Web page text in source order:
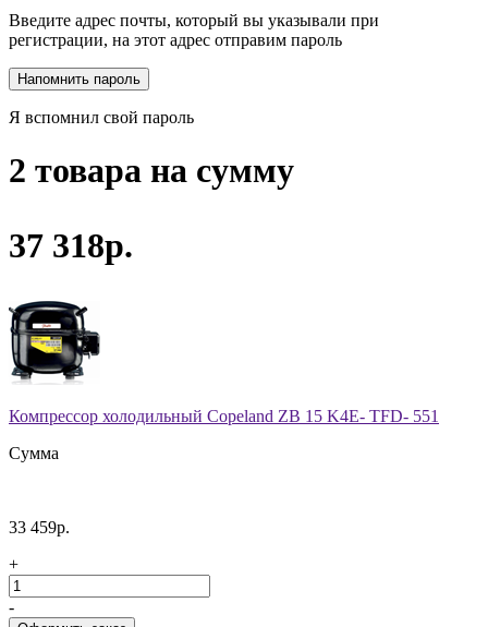
Введите адрес почты, который вы указывали при
регистрации, на этот адрес отправим пароль
Я вспомнил свой пароль
2 товара на сумму
37 318р.
Компрессор холодильный Copeland ZB 15 K4E- TFD- 551
Сумма
33 459р.
+
-